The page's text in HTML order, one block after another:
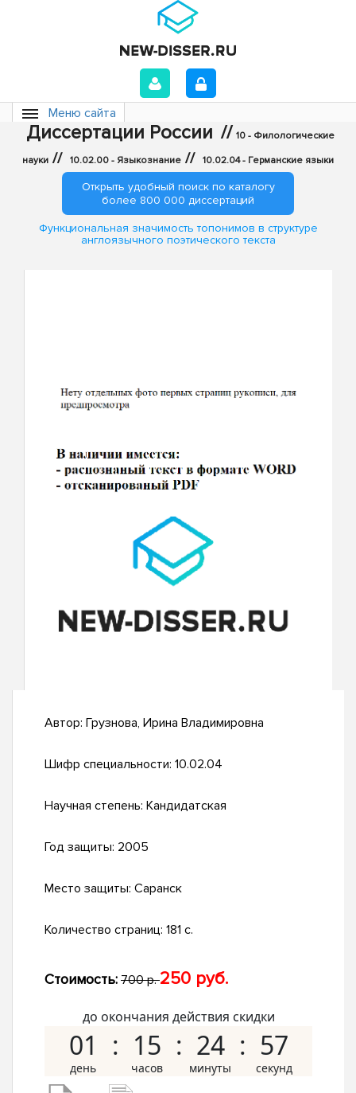
Меню сайта
Диссертации России // 10 - Филологические
науки // 10.02.00 - Языкознание // 10.02.04 - Германские языки
Открыть удобный поиск по каталогу
более 800 000 диссертаций
Функциональная значимость топонимов в структуре
англоязычного поэтического текста
Автор: Грузнова, Ирина Владимировна
Шифр специальности: 10.02.04
Научная степень: Кандидатская
Год защиты: 2005
Место защиты: Саранск
Количество страниц: 181 с.
Стоимость: 700 р.250 руб.
до окончания действия скидки
01 15 24 56